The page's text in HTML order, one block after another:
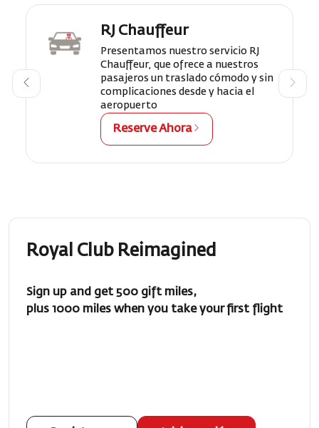
RJ Chauffeur
Presentamos nuestro servicio RJ
Chauffeur, que ofrece a nuestros
pasajeros un traslado cómodo y sin
complicaciones desde y hacia el
aeropuerto
Reserve Ahora
Royal Club Reimagined
Sign up and get 500 gift miles,
plus 1000 miles when you take your first flight